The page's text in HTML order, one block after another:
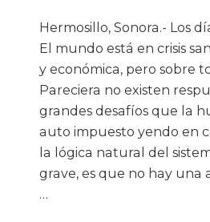
Hermosillo, Sonora.- Los
El mundo está en crisis
y económica, pero sobre
Pareciera no existen
grandes desafíos que la
auto impuesto yendo en
la lógica natural del
grave, es que no hay una
…